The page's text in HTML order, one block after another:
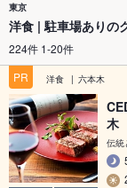
東京
洋食 | 駐車場ありの
224件 1-20件
PR
洋食 六本木
木
伝統